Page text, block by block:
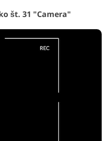
št. 31 "Camera"